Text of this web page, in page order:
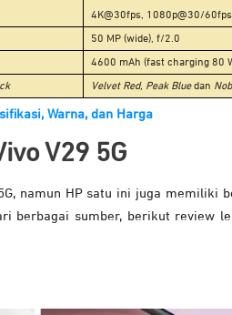
4K@30fps, 1080p@30/60fps
50 MP (wide), f/2.0
4600 mAh (fast charging 80
Velvet Red, Peak Bluedan
Warna, dan Harga
V29 5G
namun HP satu ini juga memiliki
berbagai sumber, berikut review